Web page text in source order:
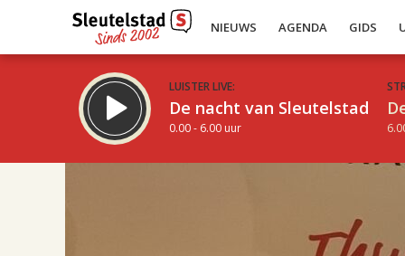
NIEUWS AGENDA GIDS
LUISTER LIVE:
De nacht van Sleutelstad
0.00 - 6.00 uur